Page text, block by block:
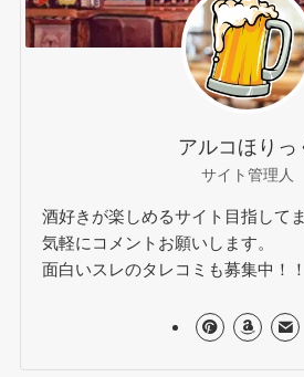
アルコほりっ
サイト管理人
酒好きが楽しめるサイト目指して
気軽にコメントお願いします。
面白いスレのタレコミも募集中！！